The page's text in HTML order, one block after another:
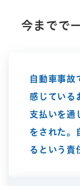
今までで
自動車事故
感じている
支払いを通
をされた。
るという責